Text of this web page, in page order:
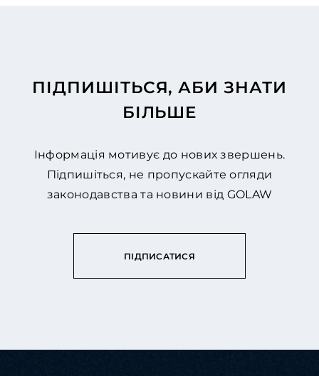
ПІДПИШІТЬСЯ, АБИ ЗНАТИ
БІЛЬШЕ
Інформація мотивує до нових звершень.
Підпишіться, не пропускайте огляди
законодавства та новини від GOLAW
ПІДПИСАТИСЯ